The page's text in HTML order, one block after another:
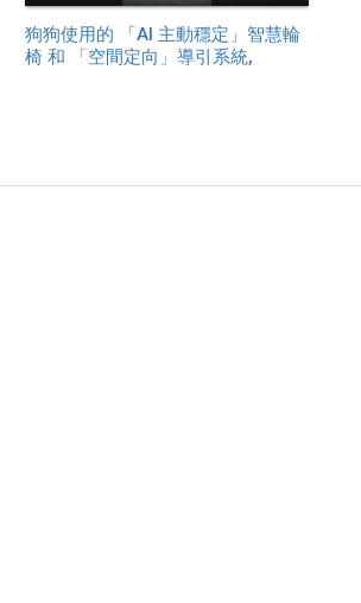
狗狗使用的 「AI 主動穩定」智慧輪
椅 和 「空間定向」導引系統,